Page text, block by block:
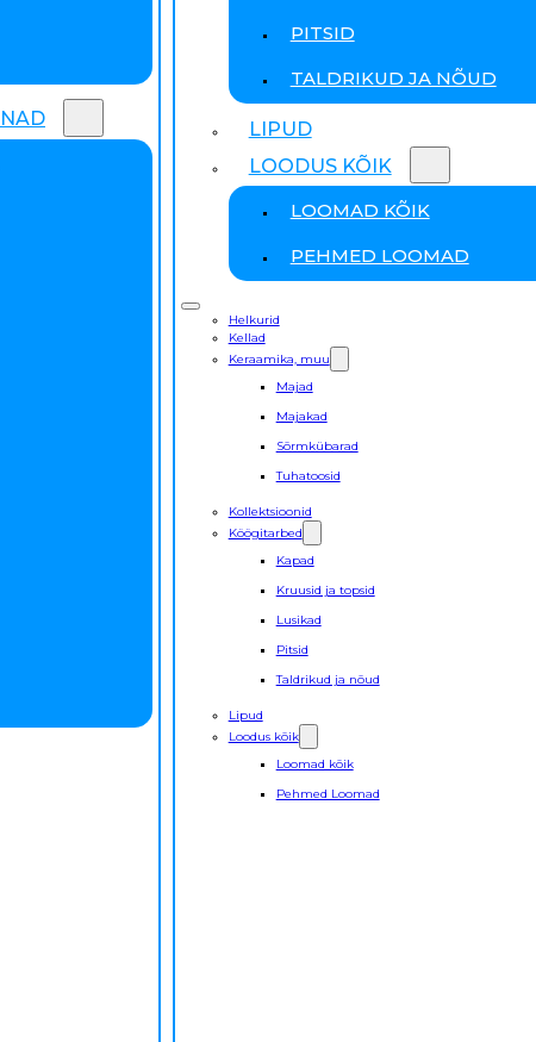
PITSID
TALDRIKUD JA NÕUD
LIPUD
LOODUS KÕIK
LOOMAD KÕIK
PEHMED LOOMAD
Helkurid
Kellad
Keraamika, muu
Majad
Majakad
Sõrmkübarad
Tuhatoosid
Kollektsioonid
Köögitarbed
Kapad
Kruusid ja topsid
Lusikad
Pitsid
Taldrikud ja nõud
Lipud
Loodus kõik
Loomad kõik
Pehmed Loomad